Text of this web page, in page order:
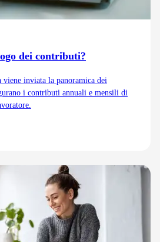
dei contributi?
inviata la panoramica dei
i contributi annuali e mensili di